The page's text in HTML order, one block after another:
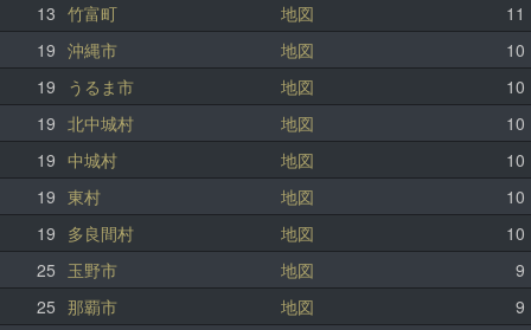
13 竹富町 地図
11
19 沖縄市 地図
10
19
うるま市 地図
10
19 北中城村 地図
10
19 中城村 地図
10
19 東村 地図
10
19 多良間村 地図
10
25 玉野市 地図
9
25 那覇市 地図
9